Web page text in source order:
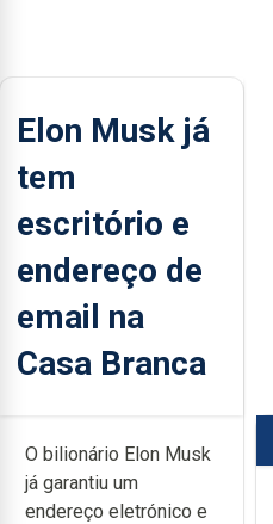
Elon Musk já
tem
escritório e
endereço de
email na
Casa Branca
O bilionário Elon Musk
já garantiu um
endereço eletrónico e